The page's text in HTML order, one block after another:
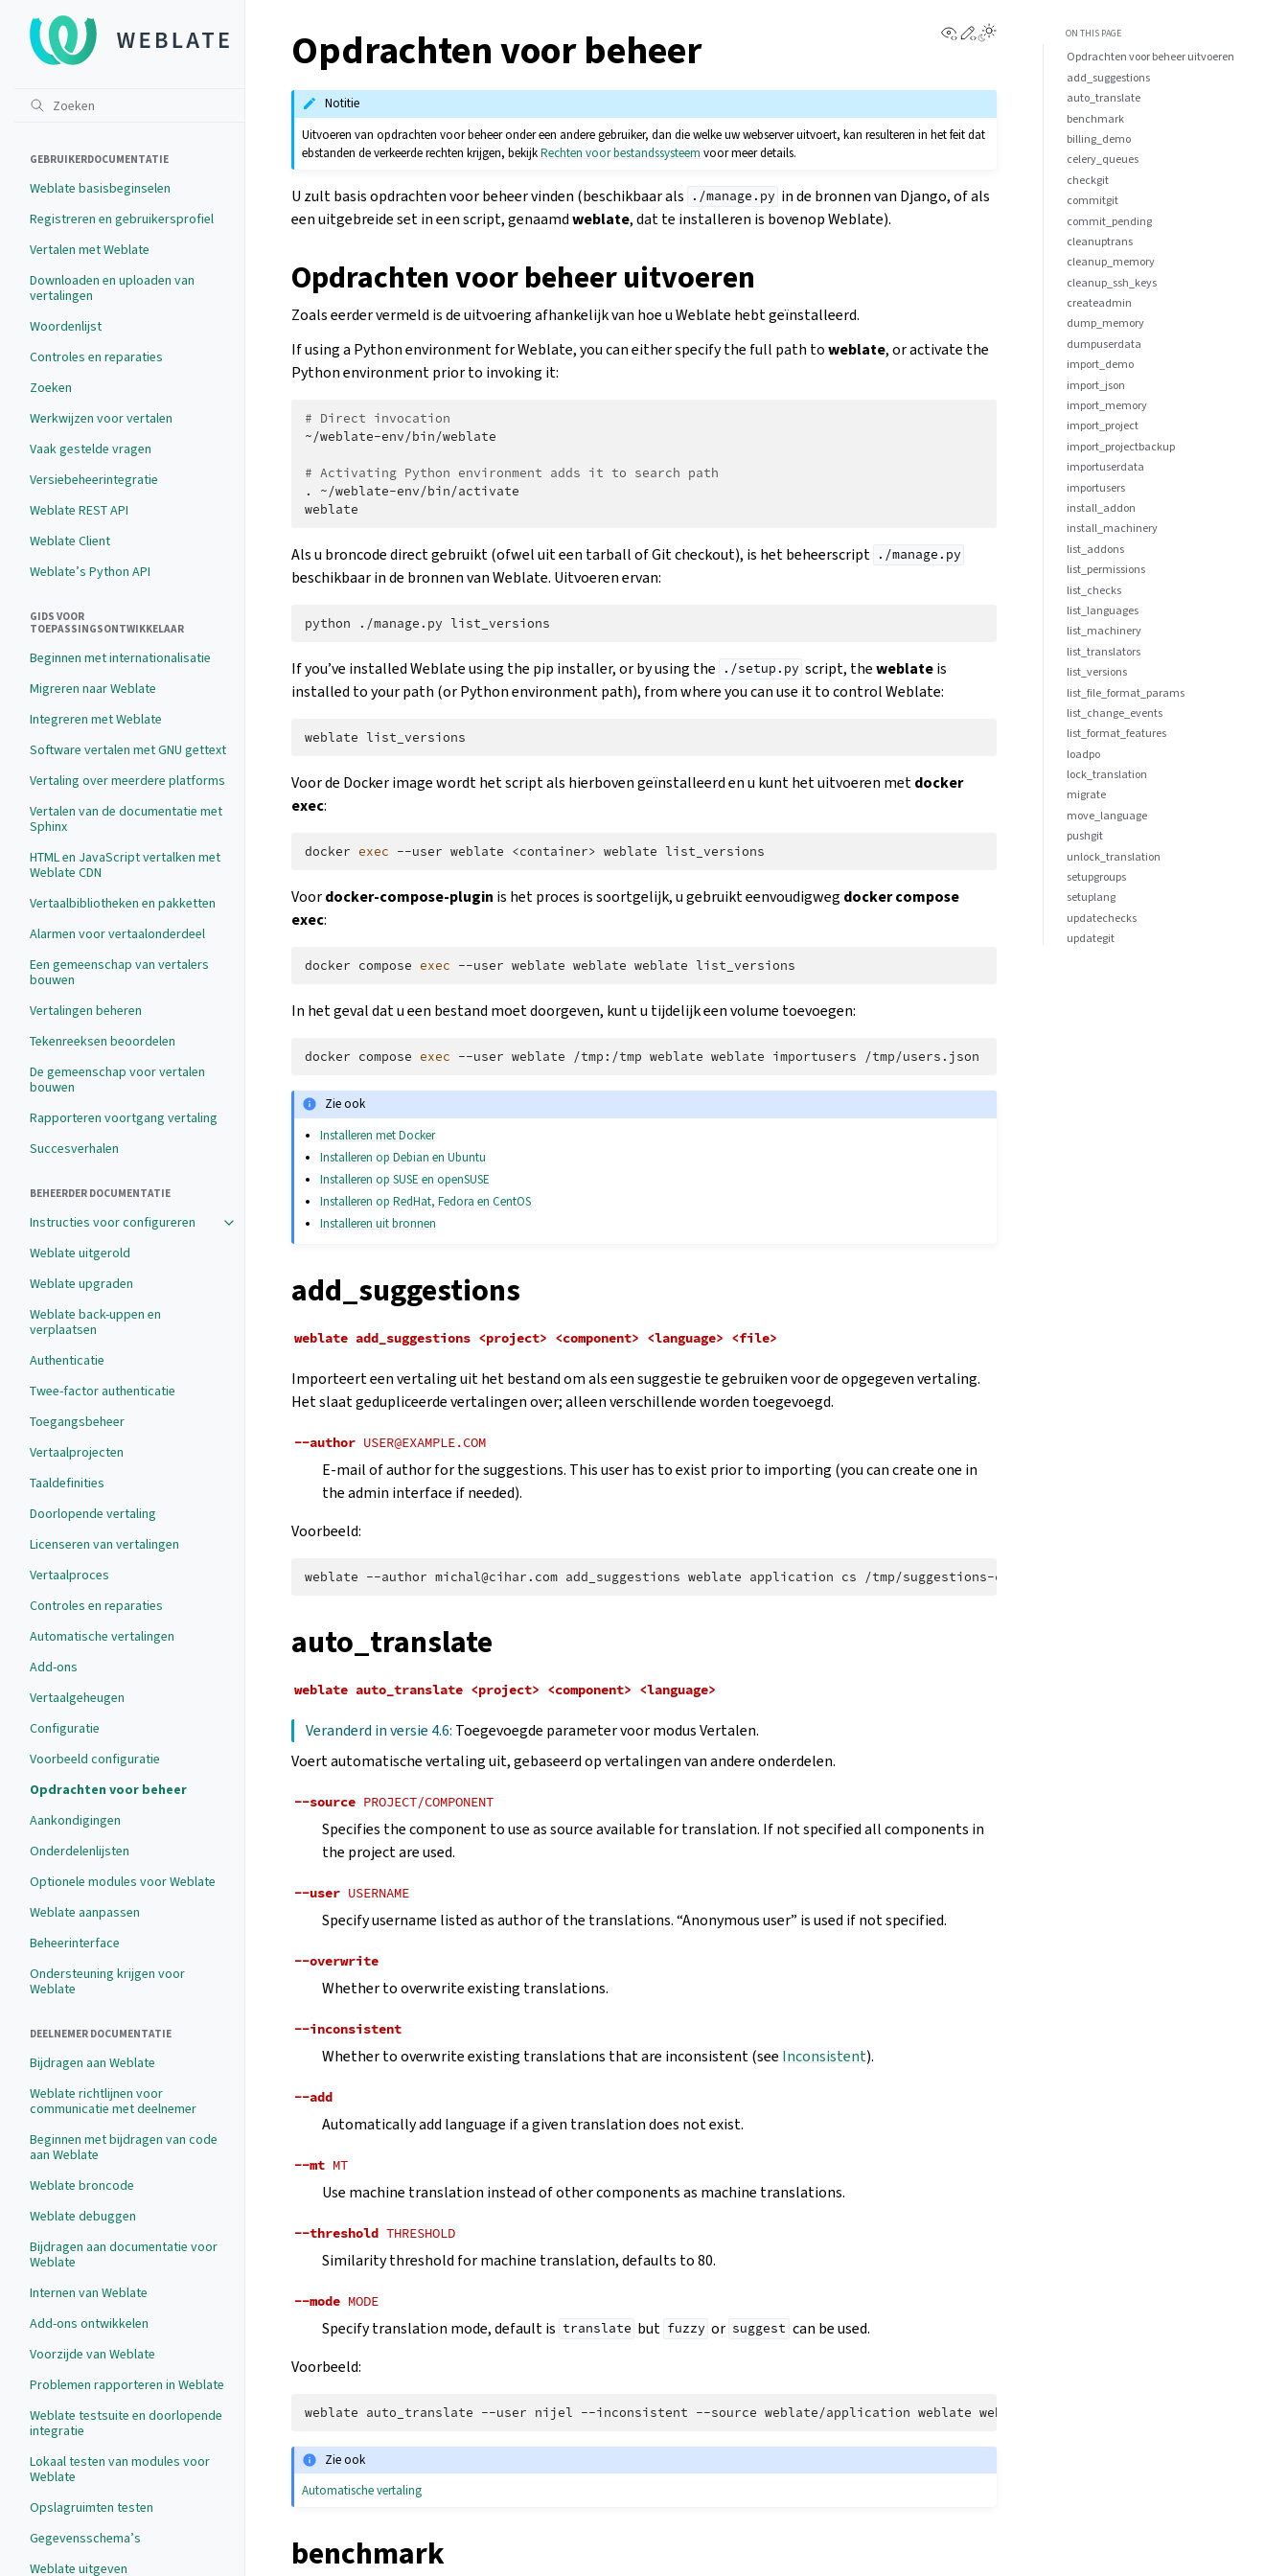
GEBRUIKERDOCUMENTATIE
Weblate basisbeginselen
Registreren en gebruikersprofiel
Vertalen met Weblate
Downloaden en uploaden van
vertalingen
Woordenlijst
Controles en reparaties
Zoeken
Werkwijzen voor vertalen
Vaak gestelde vragen
Versiebeheerintegratie
Weblate REST API
Weblate Client
Weblate’s Python API
GIDS VOOR
TOEPASSINGSONTWIKKELAAR
Beginnen met internationalisatie
Migreren naar Weblate
Integreren met Weblate
Software vertalen met GNU gettext
Vertaling over meerdere platforms
Vertalen van de documentatie met
Sphinx
HTML en JavaScript vertalken met
Weblate CDN
Vertaalbibliotheken en pakketten
Alarmen voor vertaalonderdeel
Een gemeenschap van vertalers
bouwen
Vertalingen beheren
Tekenreeksen beoordelen
De gemeenschap voor vertalen
bouwen
Rapporteren voortgang vertaling
Succesverhalen
BEHEERDER DOCUMENTATIE
Instructies voor configureren
Weblate uitgerold
Weblate upgraden
Weblate back-uppen en
verplaatsen
Authenticatie
Twee-factor authenticatie
Toegangsbeheer
Vertaalprojecten
Taaldefinities
Doorlopende vertaling
Licenseren van vertalingen
Vertaalproces
Controles en reparaties
Automatische vertalingen
Add-ons
Vertaalgeheugen
Configuratie
Voorbeeld configuratie
Opdrachten voor beheer
Aankondigingen
Onderdelenlijsten
Optionele modules voor Weblate
Weblate aanpassen
Beheerinterface
Ondersteuning krijgen voor
Weblate
DEELNEMER DOCUMENTATIE
Bijdragen aan Weblate
Weblate richtlijnen voor
communicatie met deelnemer
Beginnen met bijdragen van code
aan Weblate
Weblate broncode
Weblate debuggen
Bijdragen aan documentatie voor
Weblate
Internen van Weblate
Add-ons ontwikkelen
Voorzijde van Weblate
Problemen rapporteren in Weblate
Weblate testsuite en doorlopende
integratie
Lokaal testen van modules voor
Weblate
Opslagruimten testen
Gegevensschema’s
Weblate uitgeven
View this page
Edit this page
Opdrachten voor beheer
Notitie
Uitvoeren van opdrachten voor beheer onder een andere gebruiker, dan die welke uw webserver uitvoert, kan resulteren in het feit dat
ebstanden de verkeerde rechten krijgen, bekijkRechten voor bestandssysteem voor meer details.
U zult basis opdrachten voor beheer vinden (beschikbaar als ./manage.py in de bronnen van Django, of als
een uitgebreide set in een script, genaamdweblate, dat te installeren is bovenop Weblate).
Opdrachten voor beheer uitvoeren
Zoals eerder vermeld is de uitvoering afhankelijk van hoe u Weblate hebt geïnstalleerd.
If using a Python environment for Weblate, you can either specify the full path toweblate, or activate the
Python environment prior to invoking it:
# Direct invocation
~/weblate-env/bin/weblate
# Activating Python environment adds it to search path
.
~/weblate-env/bin/activate
Als u broncode direct gebruikt (ofwel uit een tarball of Git checkout), is het beheerscript ./manage.py
beschikbaar in de bronnen van Weblate. Uitvoeren ervan:
python ./manage.py
If you’ve installed Weblate using the pip installer, or by using the ./setup.py script, theweblateis
installed to your path (or Python environment path), from where you can use it to control Weblate:
weblate
Voor de Docker image wordt het script als hierboven geïnstalleerd en u kunt het uitvoeren metdocker
exec:
docker exec --user weblate <container> weblate
Voordocker-compose-plugin is het proces is soortgelijk, u gebruikt eenvoudigweg docker compose
exec:
docker compose exec --user weblate weblate weblate
In het geval dat u een bestand moet doorgeven, kunt u tijdelijk een volume toevoegen:
docker compose exec --user weblate /tmp:/tmp weblate weblate importusers
Zie ook
Installeren met Docker
Installeren op Debian en Ubuntu
Installeren op SUSE en openSUSE
Installeren op RedHat, Fedora en CentOS
Installeren uit bronnen
add_suggestions
weblate add_suggestions <project> <component> <language> <file>
Importeert een vertaling uit het bestand om als een suggestie te gebruiken voor de opgegeven vertaling.
Het slaat gedupliceerde vertalingen over; alleen verschillende worden toegevoegd.
--author USER@EXAMPLE.COM
E-mail of author for the suggestions. This user has to exist prior to importing (you can create one in
the admin interface if needed).
Voorbeeld:
weblate --author michal@cihar.com add_suggestions weblate application cs
auto_translate
weblate auto_translate <project> <component> <language>
Veranderd in versie 4.6: Toegevoegde parameter voor modus Vertalen.
Voert automatische vertaling uit, gebaseerd op vertalingen van andere onderdelen.
--source PROJECT/COMPONENT
Specifies the component to use as source available for translation. If not specified all components in
the project are used.
--user USERNAME
Specify username listed as author of the translations. “Anonymous user” is used if not specified.
--overwrite
Whether to overwrite existing translations.
--inconsistent
Whether to overwrite existing translations that are inconsistent (see Inconsistent).
--add
Automatically add language if a given translation does not exist.
--mt MT
Use machine translation instead of other components as machine translations.
--threshold THRESHOLD
Similarity threshold for machine translation, defaults to 80.
--mode MODE
Specify translation mode, default is translate but fuzzy or suggest can be used.
Voorbeeld:
weblate auto_translate --user nijel --inconsistent --source weblate/application weblate website
Zie ook
Automatische vertaling
benchmark
ON THIS PAGE
Opdrachten voor beheer uitvoeren
add_suggestions
auto_translate
benchmark
billing_demo
celery_queues
checkgit
commitgit
commit_pending
cleanuptrans
cleanup_memory
cleanup_ssh_keys
createadmin
dump_memory
dumpuserdata
import_demo
import_json
import_memory
import_project
import_projectbackup
importuserdata
importusers
install_addon
install_machinery
list_addons
list_permissions
list_checks
list_languages
list_machinery
list_translators
list_versions
list_file_format_params
list_change_events
list_format_features
loadpo
lock_translation
migrate
move_language
pushgit
unlock_translation
setupgroups
setuplang
updatechecks
updategit